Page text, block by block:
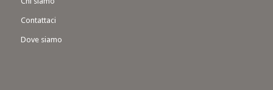
Contattaci
Dove siamo